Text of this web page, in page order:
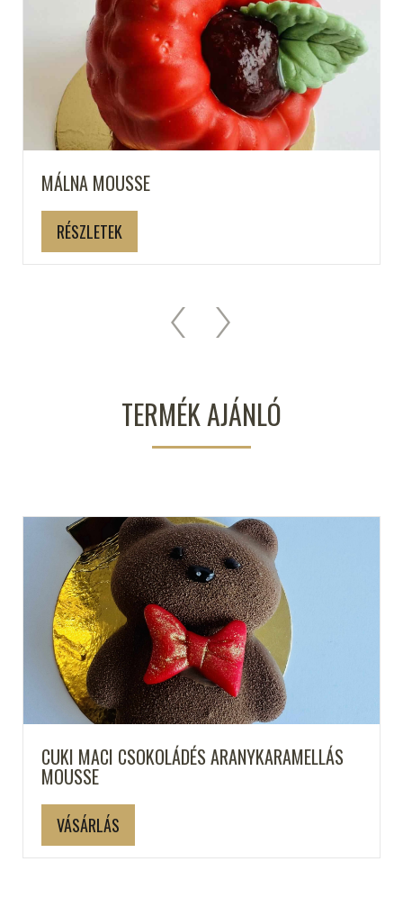
MÁLNA MOUSSE
RÉSZLETEK
TERMÉK AJÁNLÓ
CUKI MACI CSOKOLÁDÉS ARANYKARAMELLÁS
MOUSSE
VÁSÁRLÁS